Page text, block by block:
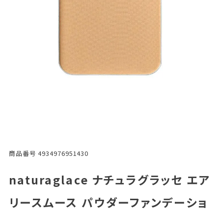
商品番号 4934976951430
naturaglace ナチュラグラッセ エア
リースムース パウダーファンデーショ